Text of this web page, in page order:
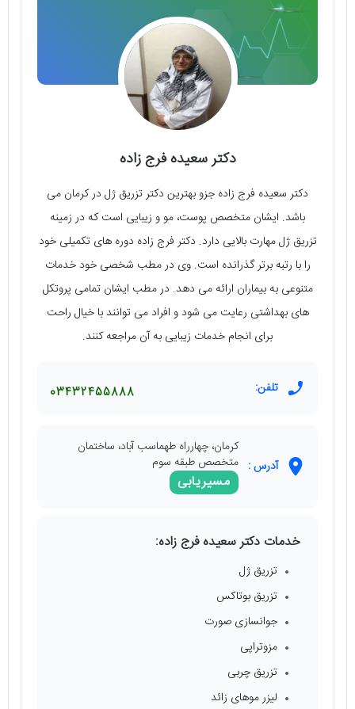
دکتر سعیده فرج زاده
دکتر سعیده فرج زاده جزو بهترین دکتر تزریق ژل در کرمان می
باشد. ایشان متخصص پوست، مو و زیبایی است که در زمینه
تزریق ژل مهارت بالایی دارد. دکتر فرج زاده دوره های تکمیلی خود
را با رتبه برتر گذرانده است. وی در مطب شخصی خود خدمات
متنوعی به بیماران ارائه می دهد. در مطب ایشان تمامی پروتکل
های بهداشتی رعایت می شود و افراد می توانند با خیال راحت
برای انجام خدمات زیبایی به آن مراجعه کنند.
تلفن: 03432455888
آدرس :
کرمان، چهارراه طهماسب آباد، ساختمان
متخصص طبقه سوم
مسیریابی
خدمات دکتر سعیده فرج زاده:
تزریق ژل
تزریق بوتاکس
جوانسازی صورت
مزوتراپی
تزریق چربی
لیزر موهای زائد